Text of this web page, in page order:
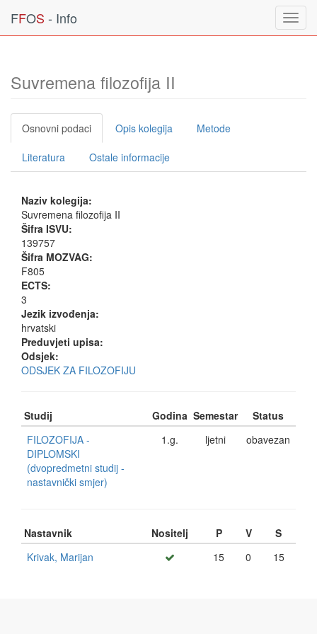
FFOS - Info
Suvremena filozofija II
Osnovni podaci Opis kolegija Metode
Literatura Ostale informacije
Naziv kolegija:
Suvremena filozofija II
Šifra ISVU:
139757
Šifra MOZVAG:
F805
ECTS:
3
Jezik izvođenja:
hrvatski
Preduvjeti upisa:
Odsjek:
ODSJEK ZA FILOZOFIJU
Studij Godina Semestar
Status
FILOZOFIJA -
DIPLOMSKI
(dvopredmetni studij -
nastavnički smjer)
1.g. ljetni obavezan
Nastavnik Nositelj P V
S
Krivak, Marijan
15 0 15